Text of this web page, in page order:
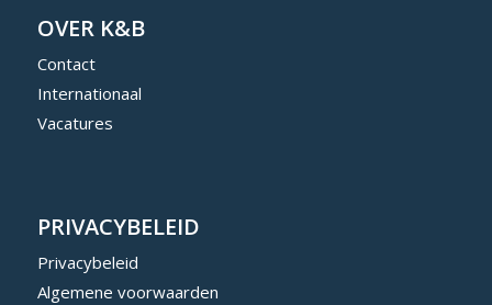
OVER K&B
Contact
Internationaal
Vacatures
PRIVACYBELEID
Privacybeleid
Algemene voorwaarden